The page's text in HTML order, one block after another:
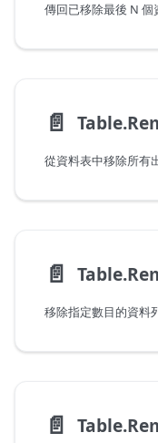
傳回已移除最後 N 個
📄️
從資料表中移除所有
📄️
移除指定數目的資料列
📄️